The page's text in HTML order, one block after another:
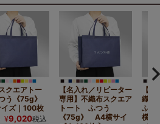
クエアトー
う《75g》
ズ｜100枚
¥9,020税込
【名入れ／リピーター
専用】不織布スクエア
トート ふつう
《75g》 A4横サイ
【
織布
ふ
横サ